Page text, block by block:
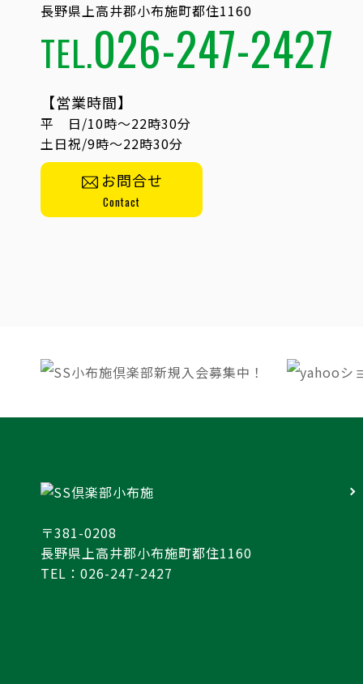
長野県上高井郡小布施町都住1160
TEL.026-247-2427
【営業時間】
平 日/10時〜22時30分
土日祝/9時〜22時30分
お問合せ
Contact
〒381-0208
長野県上高井郡小布施町都住1160
TEL：026-247-2427